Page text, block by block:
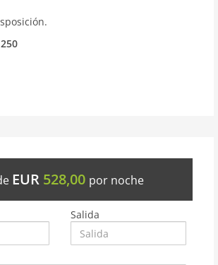
EUR 528,00 por noche
Salida